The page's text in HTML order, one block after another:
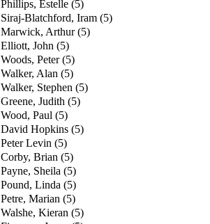
Phillips, Estelle (5)
Siraj-Blatchford, Iram (5)
Marwick, Arthur (5)
Elliott, John (5)
Woods, Peter (5)
Walker, Alan (5)
Walker, Stephen (5)
Greene, Judith (5)
Wood, Paul (5)
David Hopkins (5)
Peter Levin (5)
Corby, Brian (5)
Payne, Sheila (5)
Pound, Linda (5)
Petre, Marian (5)
Walshe, Kieran (5)